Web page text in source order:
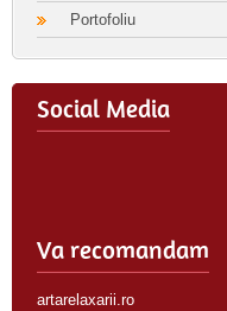
Portofoliu
Social Media
Va recomandam
artarelaxarii.ro